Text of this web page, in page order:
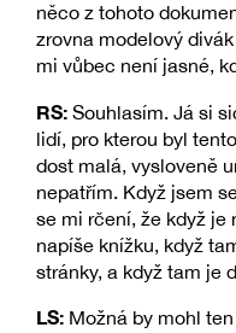
něco z tohoto
zrovna modelový
mi vůbec není jasné,
RS: Souhlasím. Já si
lidí, pro kterou byl
dost malá, vysloveně
nepatřím. Když jsem
se mi rčení, že když je
napíše knížku, když
stránky, a když tam je
LS: Možná by mohl